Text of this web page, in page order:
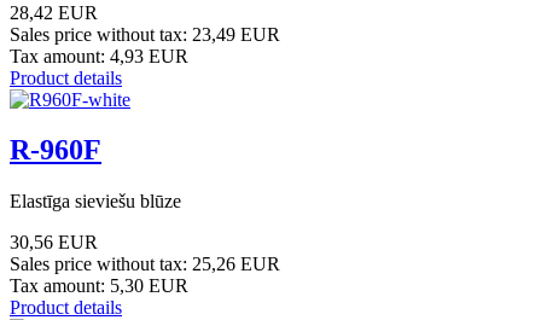
28,42 EUR
Sales price without tax: 23,49 EUR
Tax amount: 4,93 EUR
Product details
R-960F
Elastīga sieviešu blūze
30,56 EUR
Sales price without tax: 25,26 EUR
Tax amount: 5,30 EUR
Product details